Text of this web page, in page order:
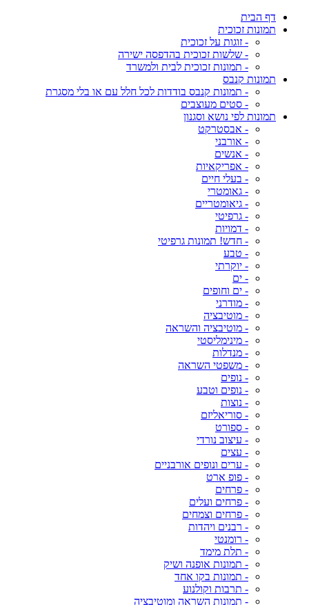
דף הבית
תמונות זכוכית
- זוגות על זכוכית
- שלשות זכוכית בהדפסה ישירה
- תמונות זכוכית לבית ולמשרד
תמונות קנבס
- תמונות קנבס בודדות לכל חלל עם או בלי מסגרת
- סטים מעוצבים
תמונות לפי נושא וסגנון
- אבסטרקט
- אורבני
- אנשים
- אפריקאיות
- בעלי חיים
- גאומטרי
- גיאומטריים
- גרפיטי
- דמויות
- חדש! תמונות גרפיטי
- טבע
- יוקרתי
- ים
- ים וחופים
- מודרני
- מוטיבציה
- מוטיבציה והשראה
- מינימליסטי
- מנדלות
- משפטי השראה
- נופים
- נופים וטבע
- נוצות
- סוריאליזם
- ספורט
- עיצוב נורדי
- עצים
- ערים ונופים אורבניים
- פופ ארט
- פרחים
- פרחים ועלים
- פרחים וצמחים
- רבנים ויהדות
- רומנטי
- תלת מימד
- תמונות אופנה ושיק
- תמונות בקו אחד
- תרבות וקולנוע
- תמונות השראה ומוטיבציה